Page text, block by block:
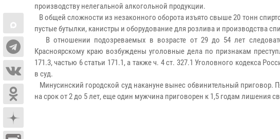
производству нелегальной алкогольной продукции.
В общей сложности из незаконного оборота изъято свыше 20 тонн
пустые бутылки, канистры и оборудование для розлива и производства
В отношении подозреваемых в возрасте от 29 до 54 лет
Красноярскому краю возбуждены уголовные дела по признакам
171.3, частью 6 статьи 171.1, а также ч. 4 ст. 327.1 Уголовного кодекса
в суд.
Минусинский городской суд накануне вынес обвинительный
на срок от 2 до 5 лет, еще один мужчина приговорен к 1,5 годам лишения